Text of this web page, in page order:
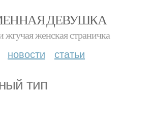
ДЕВУШКА
жгучая женская страничка
новости статьи
тип